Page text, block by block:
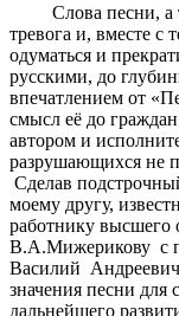
Слова песни, а
тревога и, вместе с
одуматься и
русскими, до
впечатлением от
смысл её до
автором и
разрушающихся не
Сделав
моему другу,
работнику высшего
В.А.Мижерикову с
Василий Андреевич
значения песни для
дальнейшего